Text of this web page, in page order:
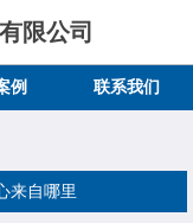
限公司
例 联系我们
来自哪里